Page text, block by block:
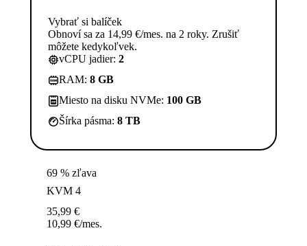
Vybrať si balíček
Obnoví sa za 14,99 €/mes. na 2 roky. Zrušiť
môžete kedykoľvek.
vCPU jadier: 2
RAM: 8 GB
Miesto na disku NVMe: 100 GB
Šírka pásma: 8 TB
69 % zľava
KVM 4
35,99 €
10,99 €/mes.